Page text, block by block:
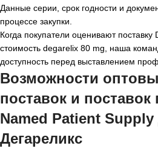
Данные серии, срок годности и
процессе закупки.
Когда покупатели оценивают
стоимость degarelix 80 mg, наша
доступность перед выставлением
Возможности
поставок и
Named Patient
Дегареликс